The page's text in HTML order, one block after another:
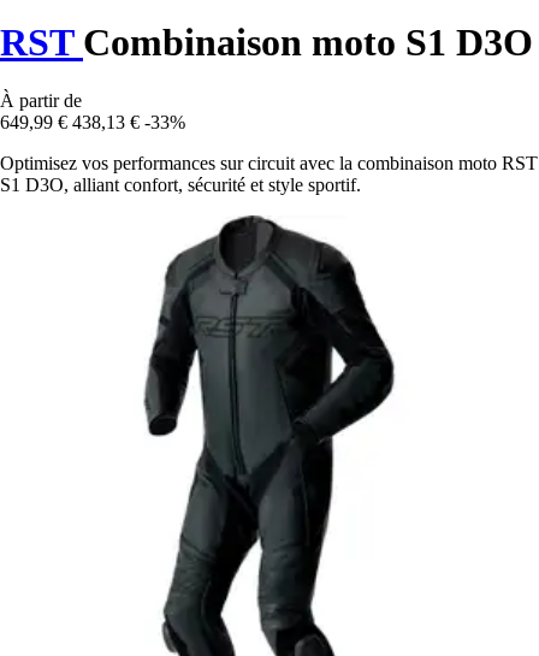
RST Combinaison moto S1 D3O
À partir de
649,99 € 438,13 € -33%
Optimisez vos performances sur circuit avec la combinaison moto RST
S1 D3O, alliant confort, sécurité et style sportif.